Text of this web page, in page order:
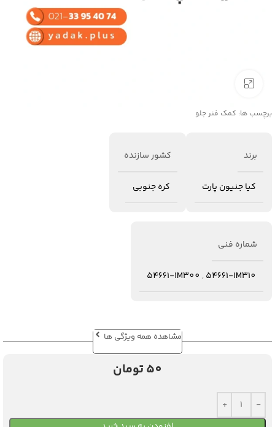
برچسب ها: کمک فنر جلو
برند
کیا جنیون پارت
کشور سازنده
کره جنوبی
شماره فنی
54661-1M300 , 54661-1M310
مشاهده همه ویژگی ها
50تومان